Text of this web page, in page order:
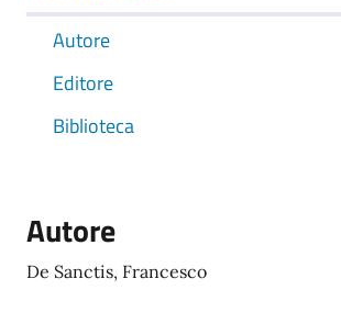
Autore
Editore
Biblioteca
Autore
De Sanctis, Francesco